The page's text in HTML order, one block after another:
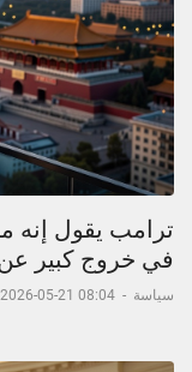
ترامب يقول إنه
في خروج كبير عن
سياسة -
08:04 21-05-2026